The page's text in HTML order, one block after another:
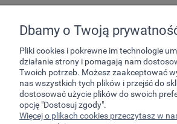
Pomoc
Dbamy o Twoją
Pliki cookies i pokrewne im technologie
działanie strony i pomagają nam
Twoich potrzeb. Możesz zaakceptować
nas wszystkich tych plików i przejść do
dostosować użycie plików do swoich
opcję "Dostosuj zgody".
Więcej o plikach cookies przeczytasz w